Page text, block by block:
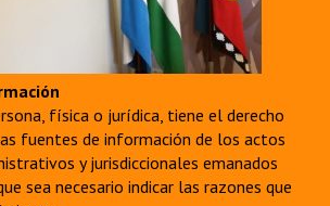
- Registro
Registro
intercultural
física o jurídica, tiene el derecho
fuentes de información de los actos
y jurisdiccionales emanados
sea necesario indicar las razones que